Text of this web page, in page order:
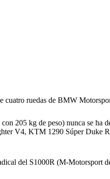
cuatro ruedas de BMW
205 kg de peso) nunca se ha
V4, KTM 1290 Súper Duke
del S1000R (M-Motorsport